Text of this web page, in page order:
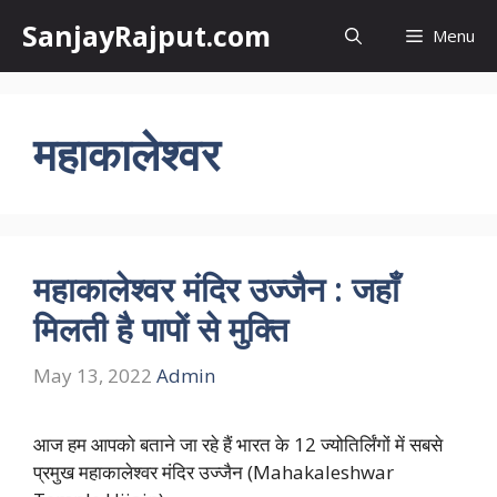
content
SanjayRajput.com Menu
महाकालेश्वर
महाकालेश्वर मंदिर उज्जैन : जहाँ
मिलती है पापों से मुक्ति
May 13, 2022 Admin
आज हम आपको बताने जा रहे हैं भारत के 12 ज्योतिर्लिंगों में सबसे
प्रमुख महाकालेश्वर मंदिर उज्जैन (Mahakaleshwar